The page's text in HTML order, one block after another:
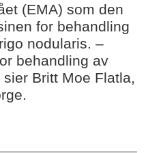
(EMA) som den
for behandling
nodularis. –
behandling av
Britt Moe Flatla,